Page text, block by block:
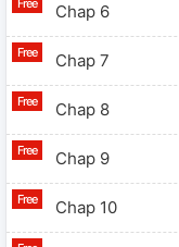
Chap 6
Chap 7
Chap 8
Chap 9
Chap 10